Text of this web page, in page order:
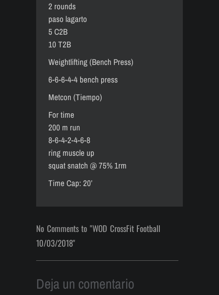
2 rounds
paso lagarto
5 C2B
10 T2B
Weightlifting (Bench Press)
6-6-6-4-4 bench press
Metcon (Tiempo)
For time
200 m run
8-6-4-2-4-6-8
ring muscle up
squat snatch @ 75% 1rm
Time Cap: 20’
No Comments to "WOD CrossFit Football
10/03/2018"
Deja un comentario